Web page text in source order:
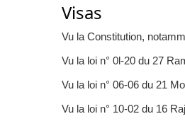
Visas
Vu la Constitution,
Vu la loi n° 0l-20 du 27
Vu la loi n° 06-06 du 21
Vu la loi n° 10-02 du 16